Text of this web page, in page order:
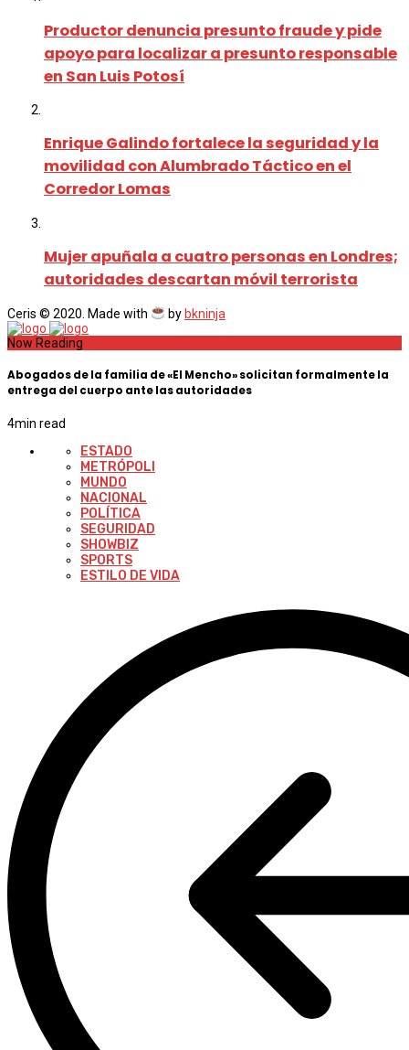
Productor denuncia presunto fraude y pide
apoyo para localizar a presunto responsable
en San Luis Potosí
Enrique Galindo fortalece la seguridad y la
movilidad con Alumbrado Táctico en el
Corredor Lomas
Mujer apuñala a cuatro personas en Londres;
autoridades descartan móvil terrorista
Ceris © 2020. Made with by bkninja
Now Reading
Abogados de la familia de «El Mencho» solicitan formalmente la
entrega del cuerpo ante las autoridades
4min read
ESTADO
METRÓPOLI
MUNDO
NACIONAL
POLÍTICA
SEGURIDAD
SHOWBIZ
SPORTS
ESTILO DE VIDA